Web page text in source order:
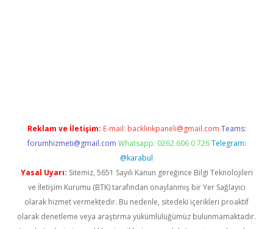
Reklam ve İletişim: E-mail: backlinkpaneli@gmail.com Teams:
forumhizmeti@gmail.com Whatsapp: 0262 606 0 726 Telegram:
@karabul
Yasal Uyarı: Sitemiz, 5651 Sayılı Kanun gereğince Bilgi Teknolojileri
ve İletişim Kurumu (BTK) tarafından onaylanmış bir Yer Sağlayıcı
olarak hizmet vermektedir. Bu nedenle, sitedeki içerikleri proaktif
olarak denetleme veya araştırma yükümlülüğümüz bulunmamaktadır.